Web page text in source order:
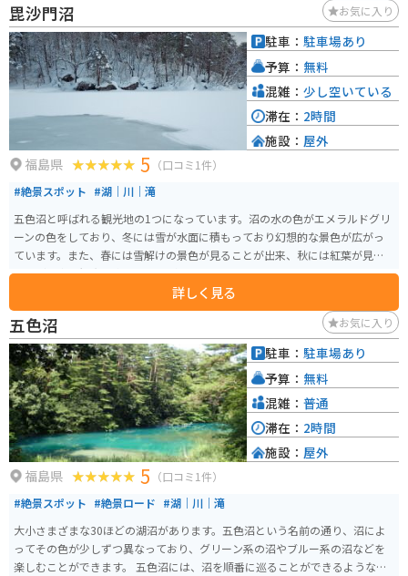
毘沙門沼 お気に入り
福島県 5 （口コミ1件）
#絶景スポット #湖｜川｜滝
五色沼と呼ばれる観光地の1つになっています。沼の水の色がエメラルドグリ
ーンの色をしており、冬には雪が水面に積もっており幻想的な景色が広がっ
ています。また、春には雪解けの景色が見ることが出来、秋には紅葉が見れ
るなど年中で観光を楽しむことができます。
詳しく見る
駐車： 駐車場あり
予算： 無料
混雑： 少し空いている
滞在： 2時間
施設： 屋外
五色沼 お気に入り
福島県 5 （口コミ1件）
#絶景スポット #絶景ロード #湖｜川｜滝
大小さまざまな30ほどの湖沼があります。五色沼という名前の通り、沼によ
ってその色が少しずつ異なっており、グリーン系の沼やブルー系の沼などを
楽しむことができます。 五色沼には、沼を順番に巡ることができるような散
駐車： 駐車場あり
予算： 無料
混雑： 普通
滞在： 2時間
施設： 屋外